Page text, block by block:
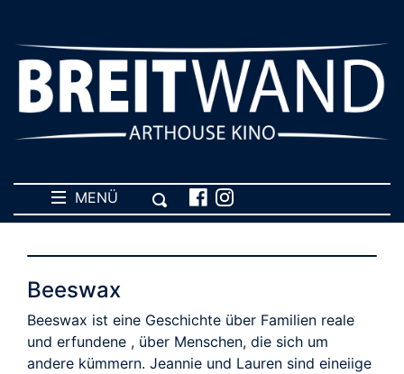
MENÜ
Beeswax
Beeswax ist eine Geschichte über Familien reale
und erfundene , über Menschen, die sich um
andere kümmern. Jeannie und Lauren sind eineiige